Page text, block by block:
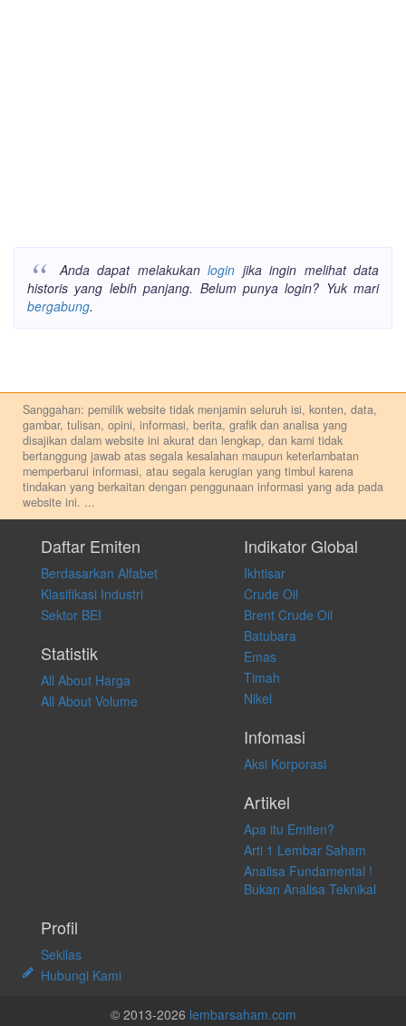
Anda dapat melakukanlogin jika ingin melihat data
historis yang lebih panjang. Belum punya login? Yuk mari
bergabung.
Sanggahan: pemilik website tidak menjamin seluruh isi, konten, data,
gambar, tulisan, opini, informasi, berita, grafik dan analisa yang
disajikan dalam website ini akurat dan lengkap, dan kami tidak
bertanggung jawab atas segala kesalahan maupun keterlambatan
memperbarui informasi, atau segala kerugian yang timbul karena
tindakan yang berkaitan dengan penggunaan informasi yang ada pada
website ini. ...
pribadi. Kami tidak memberi anjuran, saran, rekomendasi untuk
membeli, menjual atau melakukan aktivitas lain yang terkait dengan
transaksi perdagangan apapun, dan kami tidak bertanggung jawab
atas keputusan investasi yang dilakukan dalam kondisi dan situasi
apapun juga, yang diakibatkan secara langsung maupun tidak
langsung atas konten pada website ini.
Daftar Emiten
Berdasarkan Alfabet
Klasifikasi Industri
Sektor BEI
Statistik
All About Harga
All About Volume
Indikator Global
Ikhtisar
Crude Oil
Brent Crude Oil
Batubara
Emas
Timah
Nikel
Infomasi
Aksi Korporasi
Artikel
Apa itu Emiten?
Arti 1 Lembar Saham
Analisa Fundamental !
Bukan Analisa Teknikal
Profil
Sekilas
Hubungi Kami
© 2013-2026 lembarsaham.com